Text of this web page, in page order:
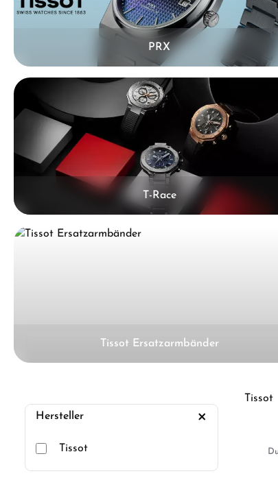
PRX
T-Race
Tissot Ersatzarmbänder
Hersteller
Tissot
Tissot